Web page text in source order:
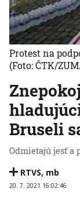
Bruseli
Odmietajú jesť a
RTVS, mb
20. 7. 2021 16:02:46
Protest na
(Foto: ČTK/